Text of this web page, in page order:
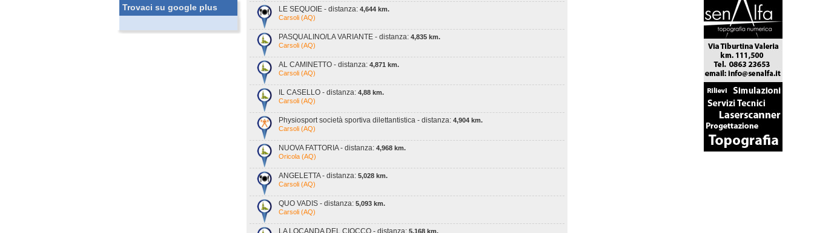
Trovaci su google plus LE SEQUOIE - distanza: 4,644 km.
Carsoli (AQ)
PASQUALINO/LA VARIANTE - distanza: 4,835 km.
Carsoli (AQ)
AL CAMINETTO - distanza: 4,871 km.
Carsoli (AQ)
IL CASELLO - distanza: 4,88 km.
Carsoli (AQ)
Physiosport società sportiva dilettantistica - distanza: 4,904 km.
Carsoli (AQ)
NUOVA FATTORIA - distanza: 4,968 km.
Oricola (AQ)
ANGELETTA - distanza: 5,028 km.
Carsoli (AQ)
QUO VADIS - distanza: 5,093 km.
Carsoli (AQ)
LA LOCANDA DEL CIOCCO - distanza: 5,168 km.